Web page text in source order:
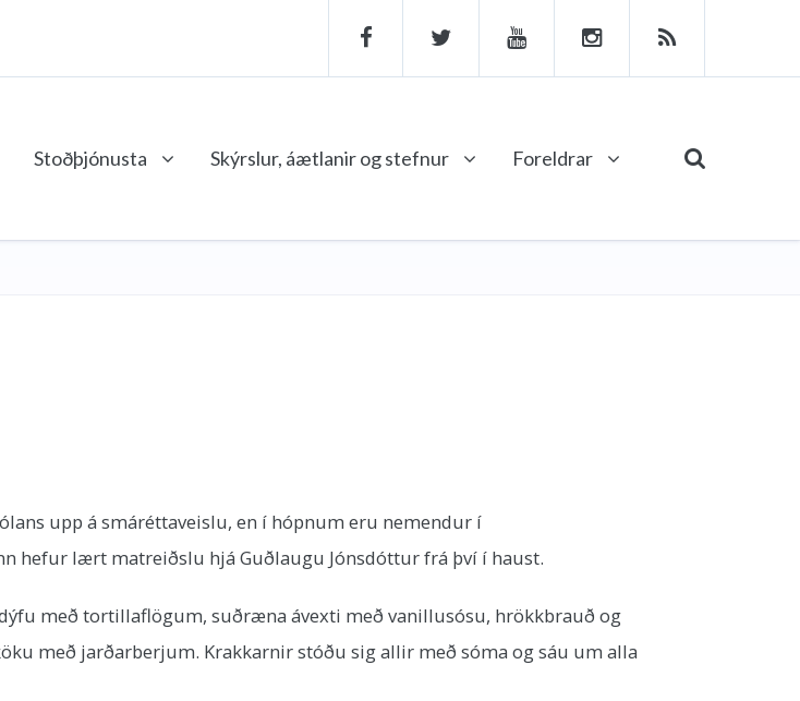
Stoðþjónusta Skýrslur, áætlanir og stefnur Foreldrar
upp á smáréttaveislu, en í hópnum eru nemendur í
hefur lært matreiðslu hjá Guðlaugu Jónsdóttur frá því í haust.
með tortillaflögum, suðræna ávexti með vanillusósu, hrökkbrauð og
með jarðarberjum. Krakkarnir stóðu sig allir með sóma og sáu um alla